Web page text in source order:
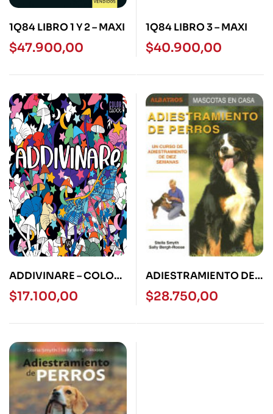
1Q84 LIBRO 1 Y 2 – MAXI
$47.900,00
1Q84 LIBRO 3 – MAXI
$40.900,00
ADDIVINARE – COLOR
BLOCK
$17.100,00
ADIESTRAMIENTO DE
PERROS
$28.750,00